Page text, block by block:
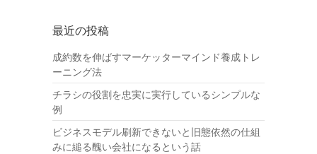
最近の投稿
成約数を伸ばすマーケッターマインド養成トレ
ーニング法
チラシの役割を忠実に実行しているシンプルな
例
ビジネスモデル刷新できないと旧態依然の仕組
みに縋る醜い会社になるという話